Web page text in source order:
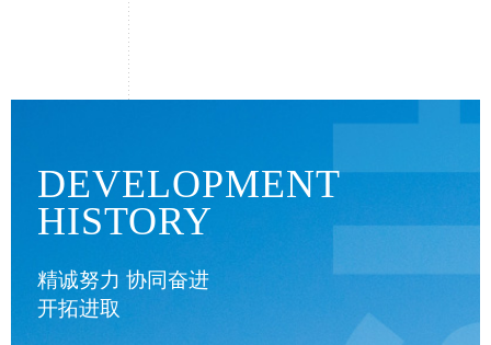
DEVELOPMENT
HISTORY
精诚努力 协同奋进
开拓进取